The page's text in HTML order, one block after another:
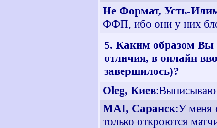
Не Формат, Усть-
ФФП, ибо они у них
5. Каким образом Вы
отличия, в онлайн
завершилось)?
Oleg, Киев:Выписываю
MAI, Саранск:У меня
только откроются